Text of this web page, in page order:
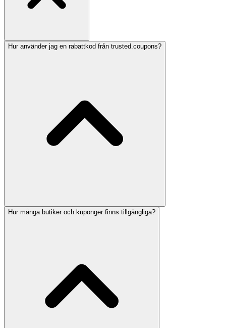
Hur använder jag en rabattkod från trusted.coupons?
Hur många butiker och kuponger finns tillgängliga?